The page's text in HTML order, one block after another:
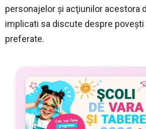
personajelor şi acţiunilor acestora
implicati sa discute despre poveşti
preferate.